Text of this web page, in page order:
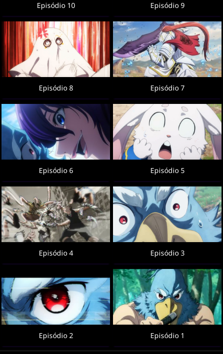
Episódio 10 Episódio 9
Episódio 8 Episódio 7
Episódio 6 Episódio 5
Episódio 4 Episódio 3
Episódio 2 Episódio 1